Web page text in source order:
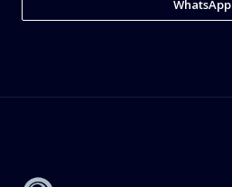
WhatsApp